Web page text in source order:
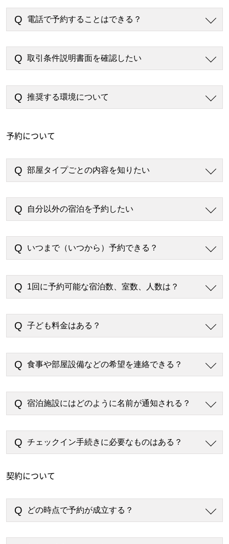
電話で予約することはできる？
取引条件説明書面を確認したい
推奨する環境について
予約について
部屋タイプごとの内容を知りたい
自分以外の宿泊を予約したい
いつまで（いつから）予約できる？
1回に予約可能な宿泊数、室数、人数は？
子ども料金はある？
食事や部屋設備などの希望を連絡できる？
宿泊施設にはどのように名前が通知される？
チェックイン手続きに必要なものはある？
契約について
どの時点で予約が成立する？